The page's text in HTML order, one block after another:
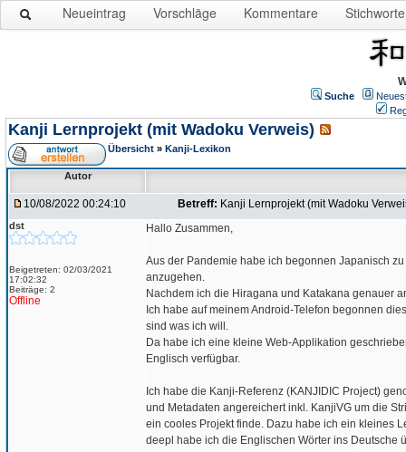
Neueintrag Vorschläge Kommentare Stichworte
Suche
Kanji Lernprojekt (mit Wadoku Verweis)
Übersicht » Kanji-Lexikon
Autor
10/08/2022 00:24:10 Betreff: Kanji Lernprojekt (mit Wadoku
dst
Beigetreten: 02/03/2021
17:02:32
Beiträge: 2
Offline
Hallo Zusammen,
Aus der Pandemie habe ich begonnen Japanisch
anzugehen.
Nachdem ich die Hiragana und Katakana genauer
Ich habe auf meinem Android-Telefon begonnen
sind was ich will.
Da habe ich eine kleine Web-Applikation
Englisch verfügbar.
Ich habe die Kanji-Referenz (KANJIDIC Project)
und Metadaten angereichert inkl. KanjiVG um die
ein cooles Projekt finde. Dazu habe ich ein kleines
deepl habe ich die Englischen Wörter ins Deutsche